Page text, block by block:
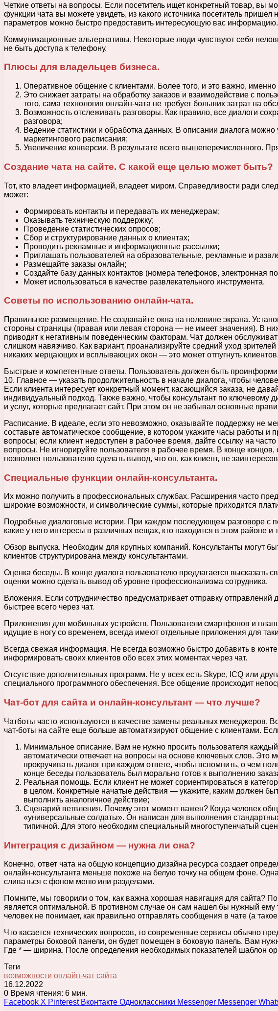
Четкие ответы на вопросы. Если посетитель ищет конкретный товар, вы
функции чата вы можете увидеть, из какого источника посетитель
параметров можно быстро предоставить интересующую вас информацию.
Коммуникационные альтернативы. Некоторые люди чувствуют себя
не быть доступа к телефону.
Плюсы для владельцев бизнеса.
Оперативное общение с клиентами. Более того, и это важно,
Это снижает затраты на обработку заказов и взаимодействие с
того, сама технология онлайн-чата не требует больших затрат на
Возможность отслеживать разговоры. Как правило, все диалоги
разговора;
Ведение статистики и обработка данных. В описании диалога
маркетингового расписания;
Увеличение конверсии. В результате всего вышеперечисленного.
Создание чата на сайте. С какой еще целью может быть?
Тот, кто владеет информацией, владеет миром. Справедливости ради
может:
Формировать контакты и передавать их менеджерам;
Оказывать техническую поддержку;
Проведение статистических опросов;
Сбор и структурирование данных о клиентах;
Проводить рекламные и информационные рассылки;
Приглашать пользователей на образовательные, рекламные и
Размещайте заказы онлайн;
Создайте базу данных контактов (номера телефонов, электронная
Может использоваться в качестве развлекательного инструмента.
Советы по использованию онлайн-чата.
Правильное размещение. Не создавайте окна на половине экрана.
стороны страницы (правая или левая сторона — не имеет значения). В
приводит к негативным поведенческим факторам. Чат должен
слишком навязчиво. Как вариант, проанализируйте средний уход
никаких мерцающих и всплывающих окон — это может отпугнуть клиентов.
Быстрые и компетентные ответы. Пользователь должен быть
10. Главное — указать продолжительность в начале диалога, чтобы
Если клиента интересует конкретный момент, касающийся заказа, не
индивидуальный подход. Также важно, чтобы консультант по ключевому
и услуг, которые предлагает сайт. При этом он не забывал основные
Расписание. В идеале, если это невозможно, оказывайте поддержку не
составьте автоматическое сообщение, в котором укажите часы работы
вопросы; если клиент недоступен в рабочее время, дайте ссылку на
вопросы. Не игнорируйте пользователя в рабочее время. В конце
позволяет пользователю сделать вывод, что он, как клиент, не
Специальные функции онлайн-консультанта.
Их можно получить в профессиональных службах. Расширения часто
широкие возможности, и символические суммы, которые приходится
Подробные диалоговые истории. При каждом последующем разговоре с
какие у него интересы в различных вещах, кто находится в этом районе
Обзор выпуска. Необходим для крупных компаний. Консультанты могут
клиентов структурирована между консультантами.
Оценка беседы. В конце диалога пользователю предлагается высказать
оценки можно сделать вывод об уровне профессионализма сотрудника.
Вложения. Если сотрудничество предусматривает отправку
быстрее всего через чат.
Приложения для мобильных устройств. Пользователи смартфонов и
идущие в ногу со временем, всегда имеют отдельные приложения для
Всегда свежая информация. Не всегда возможно быстро добавить в
информировать своих клиентов обо всех этих моментах через чат.
Отсутствие дополнительных программ. Не у всех есть Skype, ICQ или
специального программного обеспечения. Все общение происходит
Чат-бот для сайта и онлайн-консультант — что лучше?
Чатботы часто используются в качестве замены реальных менеджеров.
чат-боты на сайте еще больше автоматизируют общение с клиентами.
Минимальное описание. Вам не нужно просить пользователя
автоматически отвечает на вопросы на основе ключевых слов. Это
прокручивать диалог при каждом ответе, чтобы вспомнить, о чем
конце беседы пользователь был морально готов к выполнению
Реальная помощь. Если клиент не может сориентироваться в
в целом. Конкретные начатые действия — укажите, каким должен
выполнить аналогичное действие;
Сценарий ветвления. Почему этот момент важен? Когда человек
«универсальные солдаты». Он написан для выполнения
типичной. Для этого необходим специальный многоступенчатый
Интеграция с дизайном — нужна ли она?
Конечно, ответ чата на общую концепцию дизайна ресурса создает
онлайн-консультанта меньше похоже на белую точку на общем фоне.
сливаться с фоном меню или разделами.
Помните, мы говорили о том, как важна хорошая навигация для сайта?
является оптимальной. В противном случае он сам нашел бы нужный
человек не понимает, как правильно отправлять сообщения в чате (а
Что касается технических вопросов, то современные сервисы обычно
параметры боковой панели, он будет помещен в боковую панель. Вам
Где * — ширина. После определения необходимых показателей шаблон
Теги
возможности онлайн-чат сайта
16.12.2022
0 Время чтения: 6 мин.
Facebook X Pinterest Вконтакте Одноклассники Messenger Messenger